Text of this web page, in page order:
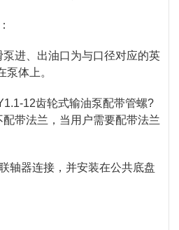
进、出油口为与口径对应的英
泵体上。
12齿轮式输油泵配带管螺?
带法兰，当用户需要配带法兰
轴器连接，并安装在公共底盘